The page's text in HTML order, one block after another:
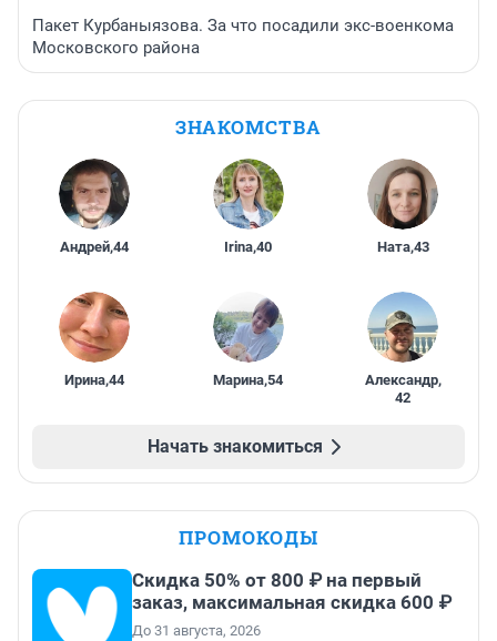
Пакет Курбаныязова. За что посадили экс-военкома
Московского района
ЗНАКОМСТВА
Андрей,44 Irina,40 Ната,43
Ирина,44 Марина,54 Александр,
42
Начать знакомиться
ПРОМОКОДЫ
Скидка 50% от 800 ₽ на первый
заказ, максимальная скидка 600 ₽
До 31 августа, 2026